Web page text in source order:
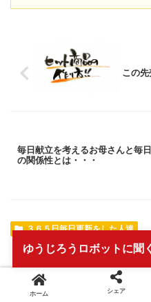
この先
毎日献立を考えるお母さんと毎
の関係性とは・・・
３６５日毎日更新をした人達
シェ
ホーム シェア
ゆうじろうロボットに聞